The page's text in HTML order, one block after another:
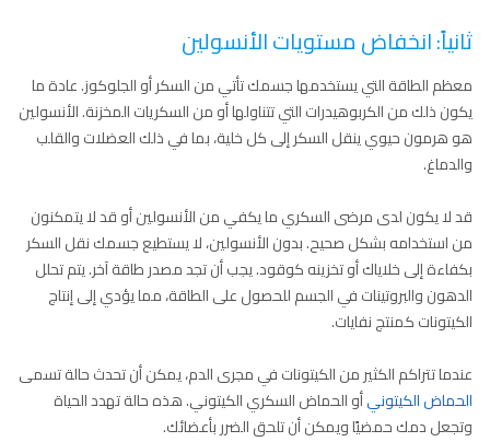
ثانياً: انخفاض مستويات الأنسولين
معظم الطاقة التي يستخدمها جسمك تأتي من السكر أو الجلوكوز. عادة ما
يكون ذلك من الكربوهيدرات التي تتناولها أو من السكريات المخزنة. الأنسولين
هو هرمون حيوي ينقل السكر إلى كل خلية، بما في ذلك العضلات والقلب
والدماغ.
قد لا يكون لدى مرضى السكري ما يكفي من الأنسولين أو قد لا يتمكنون
من استخدامه بشكل صحيح. بدون الأنسولين، لا يستطيع جسمك نقل السكر
بكفاءة إلى خلاياك أو تخزينه كوقود. يجب أن تجد مصدر طاقة آخر. يتم تحلل
الدهون والبروتينات في الجسم للحصول على الطاقة، مما يؤدي إلى إنتاج
الكيتونات كمنتج نفايات.
عندما تتراكم الكثير من الكيتونات في مجرى الدم، يمكن أن تحدث حالة تسمى
الحماض الكيتونيأو الحماض السكري الكيتوني. هذه حالة تهدد الحياة
وتجعل دمك حمضيًا ويمكن أن تلحق الضرر بأعضائك.